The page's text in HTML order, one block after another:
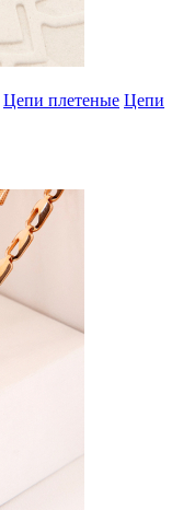
Цепи плетеные Цепи